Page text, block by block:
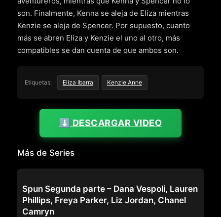
son. Finalmente, Kenna se aleja de Eliza mientras
Kenzie se aleja de Spencer. Por supuesto, cuanto
más se abren Eliza y Kenzie el uno al otro, más
compatibles se dan cuenta de que ambos son.
Etiquetas: Eliza Ibarra Kenzie Anne
⬇️ DESCARGAR VIDEO
Más de Series
Spun Segunda parte – Dana Vespoli, Lauren
Phillips, Freya Parker, Liz Jordan, Chanel
Camryn